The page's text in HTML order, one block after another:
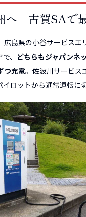
へ 古賀SAで
広島県の小谷サービスエ
、 どちらもジャパンネ
つ充電。佐波川サービス
ロットから通常運転に